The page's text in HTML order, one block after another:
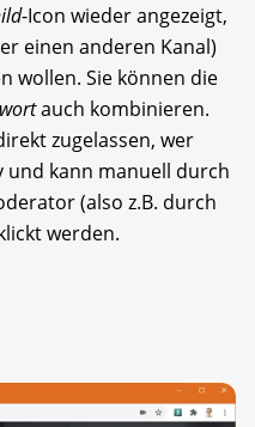
-Icon wieder angezeigt,
einen anderen Kanal)
wollen. Sie können die
auch kombinieren.
zugelassen, wer
und kann manuell durch
(also z.B. durch
werden.